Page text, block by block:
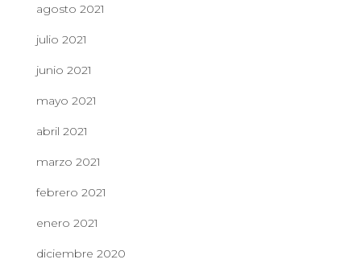
agosto 2021
julio 2021
junio 2021
mayo 2021
abril 2021
marzo 2021
febrero 2021
enero 2021
diciembre 2020